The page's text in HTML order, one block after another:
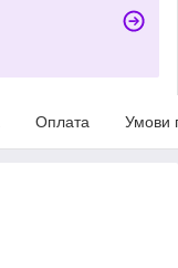
Оплата Умови